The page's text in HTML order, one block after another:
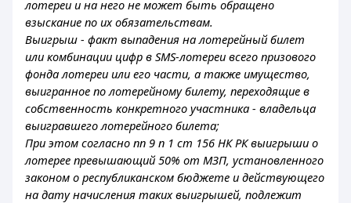
лотереи и на него не может быть обращено
взыскание по их обязательствам.
Выигрыш - факт выпадения на лотерейный билет
или комбинации цифр в SMS-лотереи всего призового
фонда лотереи или его части, а также имущество,
выигранное по лотерейному билету, переходящие в
собственность конкретного участника - владельца
выигравшего лотерейного билета;
При этом согласно пп 9 п 1 ст 156 НК РК выигрыши о
лотерее превышающий 50% от МЗП, установленного
законом о республиканском бюджете и действующего
на дату начисления таких выигрышей, подлежит